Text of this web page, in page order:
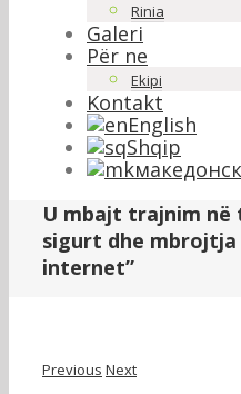
Rinia
Galeri
Për ne
Ekipi
Kontakt
English
Shqip
U mbajt trajnim në
sigurt dhe mbrojtja
internet”
Previous Next